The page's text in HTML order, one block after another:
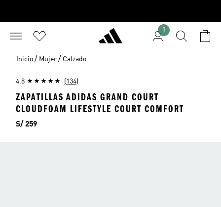
1
Inicio / Mujer / Calzado
4.8 (134)
ZAPATILLAS ADIDAS GRAND COURT
CLOUDFOAM LIFESTYLE COURT COMFORT
Precio
S/ 259